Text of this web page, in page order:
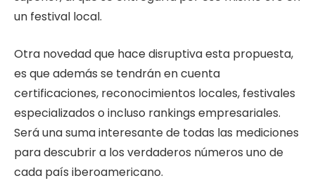
un festival local.
Otra novedad que hace disruptiva esta propuesta,
es que además se tendrán en cuenta
certificaciones, reconocimientos locales, festivales
especializados o incluso rankings empresariales.
Será una suma interesante de todas las mediciones
para descubrir a los verdaderos números uno de
cada país iberoamericano.